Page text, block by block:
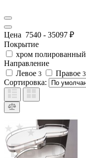
Цена 7540 - 35097 ₽
Покрытие
хром полированный
Направление
Левое 3 Правое 3
Сортировка: